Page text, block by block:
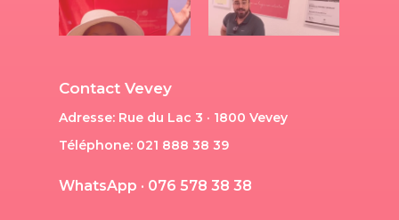
Contact Vevey
Adresse: Rue du Lac 3 · 1800 Vevey
Téléphone: 021 888 38 39
WhatsApp · 076 578 38 38